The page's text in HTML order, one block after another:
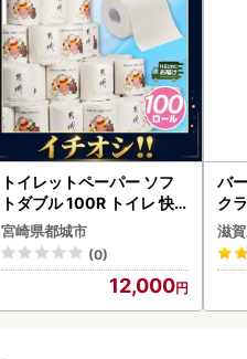
トイレットペーパー ソフ
トダブル 100R トイレ 快
速〔12-I5-TP100-R〕
宮崎県都城市
(0)
12,000
バ
ク
ア
ン
滋